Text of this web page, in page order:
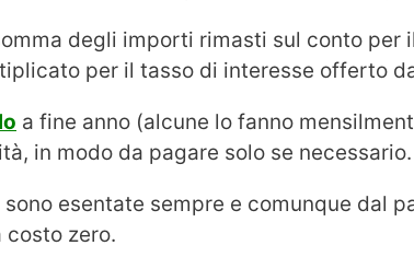
degli importi rimasti sul conto per
per il tasso di interesse offerto
a fine anno (alcune lo fanno
in modo da pagare solo se necessario.
esentate sempre e comunque dal
zero.